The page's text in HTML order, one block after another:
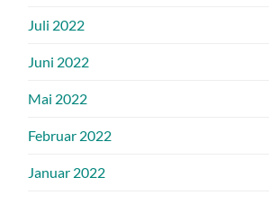
Juli 2022
Juni 2022
Mai 2022
Februar 2022
Januar 2022